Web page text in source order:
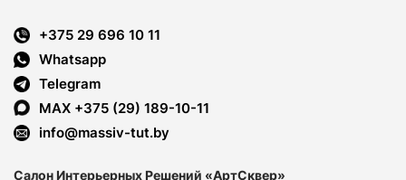
+375 29 696 10 11
Whatsapp
Telegram
MAX +375 (29) 189-10-11
info@massiv-tut.by
Салон Интерьерных Решений «АртСквер»